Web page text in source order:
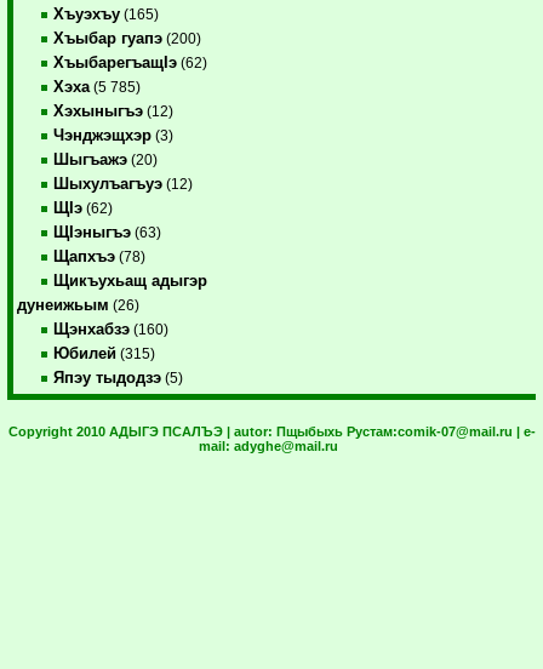
Хъуэхъу (165)
Хъыбар гуапэ (200)
ХъыбарегъащIэ (62)
Хэха (5 785)
Хэхыныгъэ (12)
Чэнджэщхэр (3)
Шыгъажэ (20)
Шыхулъагъуэ (12)
ЩIэ (62)
ЩIэныгъэ (63)
Щапхъэ (78)
Щикъухьащ адыгэр
дунеижьым (26)
Щэнхабзэ (160)
Юбилей (315)
Япэу тыдодзэ (5)
Copyright 2010 АДЫГЭ ПСАЛЪЭ | autor: Пщыбыхь Рустам:comik-07@mail.ru | e-
mail: adyghe@mail.ru